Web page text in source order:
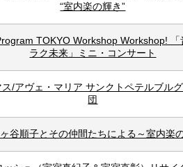
“室内楽の輝き”
TOKYO Workshop Workshop! 「
ラク未来」ミニ・コンサート
ス/アヴェ・マリア サンクトペテルブル
団
谷順子とその仲間たちによる～室内楽